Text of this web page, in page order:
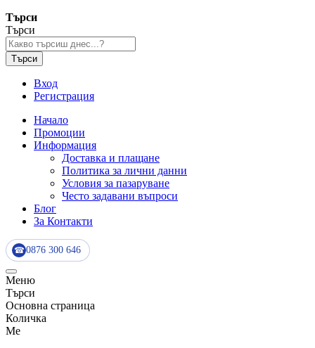
Търси
Търси
Търси
Вход
Регистрация
Начало
Промоции
Информация
Доставка и плащане
Политика за лични данни
Условия за пазаруване
Често задавани въпроси
Блог
За Контакти
☎ 0876 300 646
Меню
Търси
Основна страница
Количка
Me